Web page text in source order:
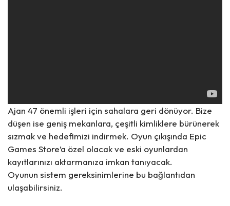
Ajan 47 önemli işleri için sahalara geri dönüyor. Bize
düşen ise geniş mekanlara, çeşitli kimliklere bürünerek
sızmak ve hedefimizi indirmek. Oyun çıkışında Epic
Games Store’a özel olacak ve eski oyunlardan
kayıtlarınızı aktarmanıza imkan tanıyacak.
Oyunun sistem gereksinimlerine bu bağlantıdan
ulaşabilirsiniz.